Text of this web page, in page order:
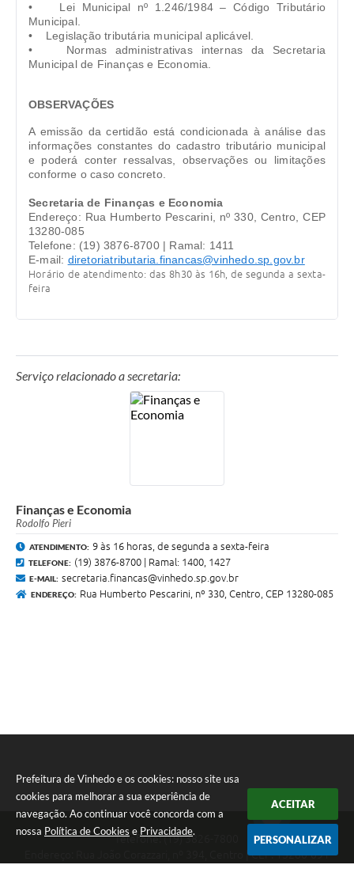
Prefeitura de Vinhedo e os cookies: nosso site usa
cookies para melhorar a sua experiência de
navegação. Ao continuar você concorda com a
nossa Política de Cookies e Privacidade.
ACEITAR
PERSONALIZAR
• Lei Municipal nº 1.246/1984 – Código Tributário
Municipal.
• Legislação tributária municipal aplicável.
• Normas administrativas internas da Secretaria
Municipal de Finanças e Economia.
OBSERVAÇÕES
A emissão da certidão está condicionada à análise das
informações constantes do cadastro tributário municipal
e poderá conter ressalvas, observações ou limitações
conforme o caso concreto.
Secretaria de Finanças e Economia
Endereço: Rua Humberto Pescarini, nº 330, Centro, CEP
13280-085
Telefone: (19) 3876-8700 | Ramal: 1411
E-mail: diretoriatributaria.financas@vinhedo.sp.gov.br
Horário de atendimento: das 8h30 às 16h, de segunda a sexta-
feira
Serviço relacionado a secretaria:
Finanças e Economia
Rodolfo Pieri
ATENDIMENTO: 9 às 16 horas, de segunda a sexta-feira
TELEFONE: (19) 3876-8700 | Ramal: 1400, 1427
E-MAIL: secretaria.financas@vinhedo.sp.gov.br
ENDEREÇO: Rua Humberto Pescarini, nº 330, Centro, CEP 13280-085
Telefone: (19) 3826-7800
Endereço: Rua João Corazzari, nº 394, Centro | CEP: 13280-091